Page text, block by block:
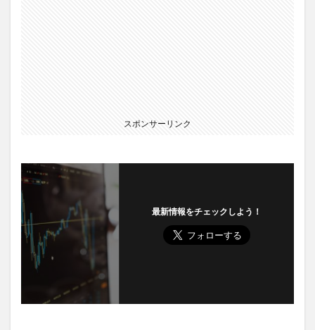
スポンサーリンク
最新情報をチェックしよう！